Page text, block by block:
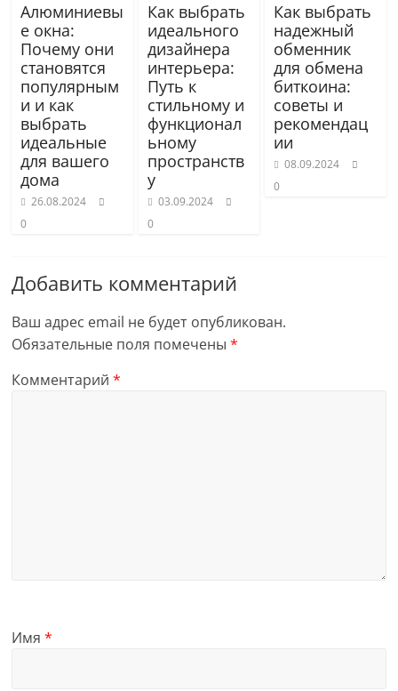
Алюминиевы
е окна:
Почему они
становятся
популярным
и и как
выбрать
идеальные
для вашего
дома
26.08.2024
0
Как выбрать
идеального
дизайнера
интерьера:
Путь к
стильному и
функционал
ьному
пространств
у
03.09.2024
0
Как выбрать
надежный
обменник
для обмена
биткоина:
советы и
рекомендац
ии
08.09.2024
0
Добавить комментарий
Ваш адрес email не будет опубликован.
Обязательные поля помечены*
Комментарий*
Имя*